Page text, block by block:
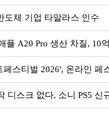
도체 기업 타알라스 인수
플 A20 Pro 생산 차질, 10
스티벌 2026', 온라인 페
디스크 없다, 소니 PS5 신